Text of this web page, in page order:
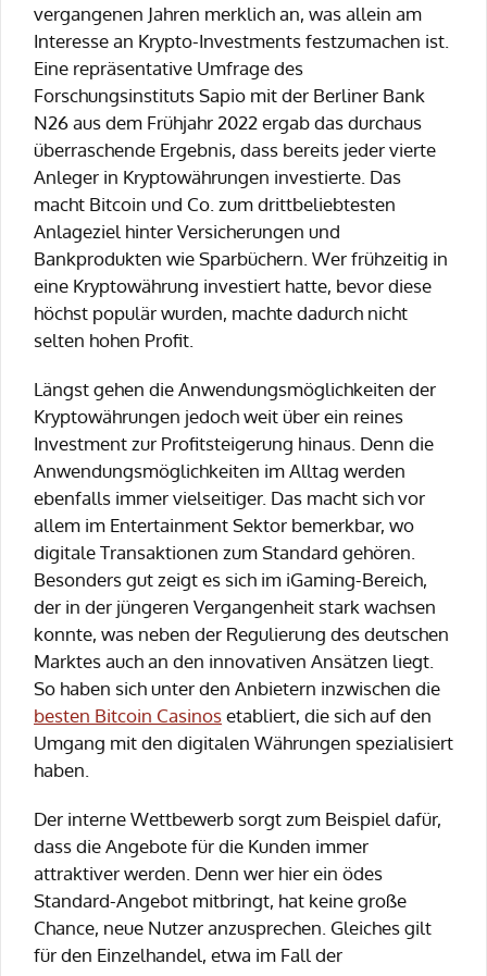
vergangenen Jahren merklich an, was allein am
Interesse an Krypto-Investments festzumachen ist.
Eine repräsentative Umfrage des
Forschungsinstituts Sapio mit der Berliner Bank
N26 aus dem Frühjahr 2022 ergab das durchaus
überraschende Ergebnis, dass bereits jeder vierte
Anleger in Kryptowährungen investierte. Das
macht Bitcoin und Co. zum drittbeliebtesten
Anlageziel hinter Versicherungen und
Bankprodukten wie Sparbüchern. Wer frühzeitig in
eine Kryptowährung investiert hatte, bevor diese
höchst populär wurden, machte dadurch nicht
selten hohen Profit.
Längst gehen die Anwendungsmöglichkeiten der
Kryptowährungen jedoch weit über ein reines
Investment zur Profitsteigerung hinaus. Denn die
Anwendungsmöglichkeiten im Alltag werden
ebenfalls immer vielseitiger. Das macht sich vor
allem im Entertainment Sektor bemerkbar, wo
digitale Transaktionen zum Standard gehören.
Besonders gut zeigt es sich im iGaming-Bereich,
der in der jüngeren Vergangenheit stark wachsen
konnte, was neben der Regulierung des deutschen
Marktes auch an den innovativen Ansätzen liegt.
So haben sich unter den Anbietern inzwischen die
besten Bitcoin Casinosetabliert, die sich auf den
Umgang mit den digitalen Währungen spezialisiert
haben.
Der interne Wettbewerb sorgt zum Beispiel dafür,
dass die Angebote für die Kunden immer
attraktiver werden. Denn wer hier ein ödes
Standard-Angebot mitbringt, hat keine große
Chance, neue Nutzer anzusprechen. Gleiches gilt
für den Einzelhandel, etwa im Fall der